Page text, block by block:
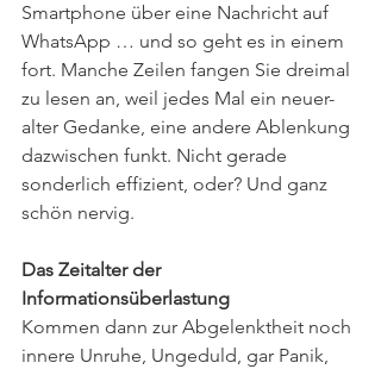
Smartphone über eine Nachricht auf
WhatsApp … und so geht es in einem
fort. Manche Zeilen fangen Sie dreimal
zu lesen an, weil jedes Mal ein neuer-
alter Gedanke, eine andere Ablenkung
dazwischen funkt. Nicht gerade
sonderlich effizient, oder? Und ganz
schön nervig.
Das Zeitalter der
Informationsüberlastung
Kommen dann zur Abgelenktheit noch
innere Unruhe, Ungeduld, gar Panik,